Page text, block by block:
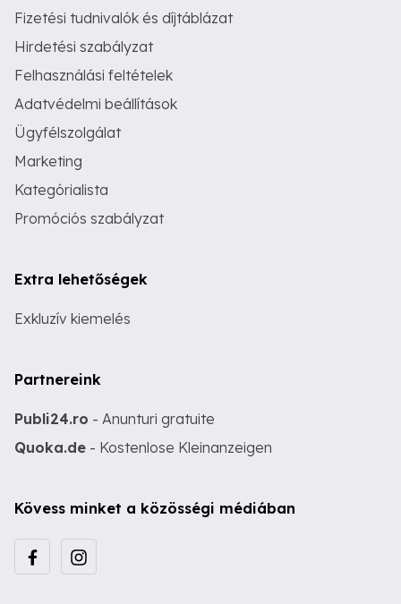
Fizetési tudnivalók és díjtáblázat
Hirdetési szabályzat
Felhasználási feltételek
Adatvédelmi beállítások
Ügyfélszolgálat
Marketing
Kategórialista
Promóciós szabályzat
Extra lehetőségek
Exkluzív kiemelés
Partnereink
Publi24.ro - Anunturi gratuite
Quoka.de - Kostenlose Kleinanzeigen
Kövess minket a közösségi médiában